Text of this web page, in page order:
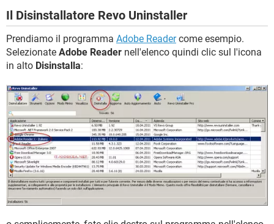
Il Disinstallatore Revo Uninstaller
Prendiamo il programma Adobe Readercome esempio.
Selezionate Adobe Reader nell'elenco quindi clic sul l'icona
in alto Disinstalla: